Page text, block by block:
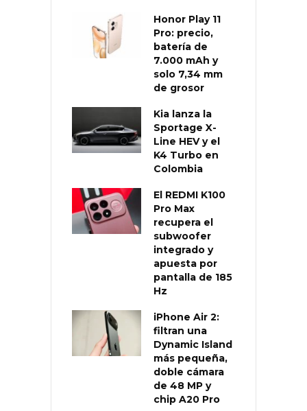
Honor Play 11
Pro: precio,
batería de
7.000 mAh y
solo 7,34 mm
de grosor
Kia lanza la
Sportage X-
Line HEV y el
K4 Turbo en
Colombia
El REDMI K100
Pro Max
recupera el
subwoofer
integrado y
apuesta por
pantalla de 185
Hz
iPhone Air 2:
filtran una
Dynamic Island
más pequeña,
doble cámara
de 48 MP y
chip A20 Pro